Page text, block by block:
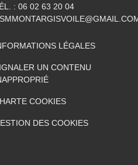
: 06 02 63 20 04
LÉGALES
UN CONTENU
COOKIES
DES COOKIES